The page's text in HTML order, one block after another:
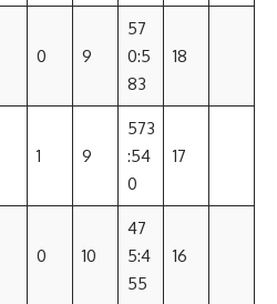
0 9
57
0:5
83
18
1 9
573
:54
0
17
0 10
47
5:4
55
16